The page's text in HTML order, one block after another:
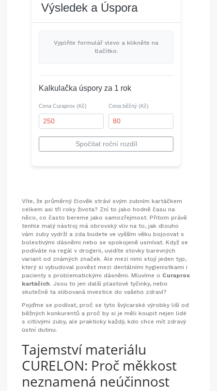
Výsledek a Úspora
Vyplňte formulář vlevo a klikněte na
tlačítko.
Kalkulačka úspory za 1 rok
Cena Curaprox (Kč) Cena běžný (Kč)
Spočítat roční rozdíl
Víte, že průměrný člověk stráví svým zubním kartáčkem
celkem asi tři roky života? Zní to jako hodně času na
něco, co často bereme jako samozřejmost. Přitom právě
tenhle malý nástroj má obrovský vliv na to, jak dlouho
vám zuby vydrží a zda budete ve vyšším věku bojoovat s
bolestivými dásněmi nebo se spokojeně usmívat. Když se
podíváte na regál v drogerii, uvidíte stovky barevných
variant od známých značek. Ale mezi nimi stojí jeden typ,
který si vybudoval pověst mezi dentálními hygienistkami i
pacienty s problematickými dásněmi. Mluvíme o Curaprox
kartáčích. Jsou to jen další plastové tyčinky, nebo
skutečně ta slibovaná investice do vašeho zdraví?
Pojďme se podívat, proč se tyto švýcarské výrobky liší od
běžných konkurentů a proč by si je měli koupit nejen lidé
s citlivými zuby, ale prakticky každý, kdo chce mít zdravý
ústní dutinu.
Tajemství materiálu
CURELON: Proč měkkost
neznamená neúčinnost